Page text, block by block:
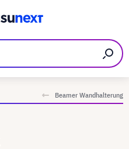
Beamer Wandhalterung